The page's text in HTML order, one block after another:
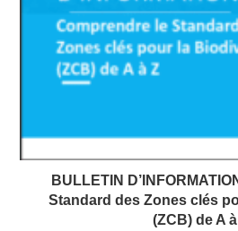
BULLETIN
Standard des Zones clés
(ZCB) de A